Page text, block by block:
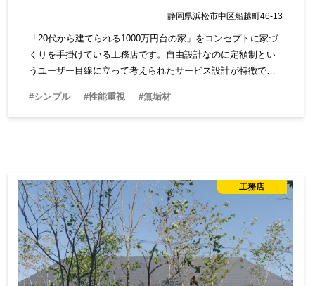
静岡県浜松市中区船越町46-13
「20代から建てられる1000万円台の家」をコンセプトに家づ
くりを手掛けている工務店です。自由設計なのに定額制とい
うユーザー目線に立って考えられたサービス設計が特徴で
づくりが可能です。
#シンプル #性能重視 #無垢材
工務店